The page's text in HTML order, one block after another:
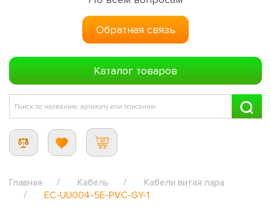
Обратная связь
Каталог товаров
Главная Кабель
Кабели витая пара
EC-UU004-5E-PVC-GY-1